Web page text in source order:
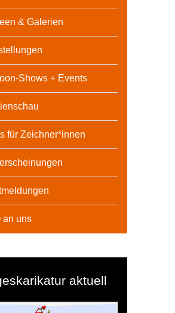
& Galerien
Shows + Events
für Zeichner*innen
an uns
aktuell